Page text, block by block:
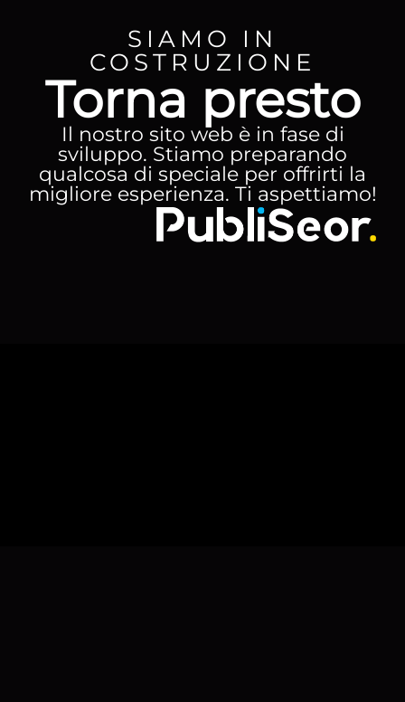
SIAMO IN
COSTRUZIONE
Torna presto
Il nostro sito web è in fase di
sviluppo. Stiamo preparando
qualcosa di speciale per offrirti la
migliore esperienza. Ti aspettiamo!